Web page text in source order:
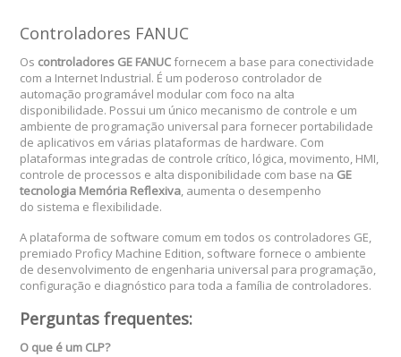
Controladores FANUC
Os controladores GE FANUCfornecem a base para conectividade
com a Internet Industrial. É um poderoso controlador de
automação programável modular com foco na alta
disponibilidade. Possui um único mecanismo de controle e um
ambiente de programação universal para fornecer portabilidade
de aplicativos em várias plataformas de hardware. Com
plataformas integradas de controle crítico, lógica, movimento, HMI,
controle de processos e alta disponibilidade com base na GE
tecnologia Memória Reflexiva, aumenta o desempenho
do sistema e flexibilidade.
A plataforma de software comum em todos os controladores GE,
premiado Proficy Machine Edition, software fornece o ambiente
de desenvolvimento de engenharia universal para programação,
configuração e diagnóstico para toda a família de controladores.
Perguntas frequentes:
O que é um CLP?